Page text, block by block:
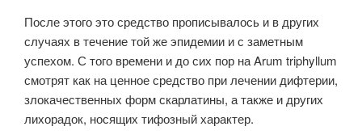
После этого это средство прописывалось и в других
случаях в течение той же эпидемии и с заметным
успехом. С того времени и до сих пор на Arum triphyllum
смотрят как на ценное средство при лечении дифтерии,
злокачественных форм скарлатины, а также и других
лихорадок, носящих тифозный характер.